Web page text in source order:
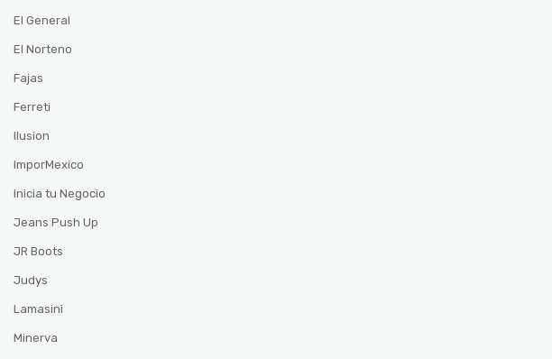
El General
El Norteno
Fajas
Ferreti
Ilusion
ImporMexico
Inicia tu Negocio
Jeans Push Up
JR Boots
Judys
Lamasini
Minerva